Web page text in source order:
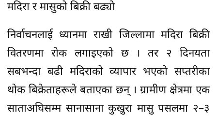
मदिरा र मासुको बिक्री बढ्यो
निर्वाचनलाई ध्यानमा राखी जिल्लामा मदिरा बिक्री
वितरणमा रोक लगाइएको छ । तर २ दिनयता
सबभन्दा बढी मदिराको व्यापार भएको सप्तरीका
थोक बिक्रेताहरूले बताएका छन् । ग्रामीण क्षेत्रमा एक
साताअघिसम्म सानासाना कुखुरा मासु पसलमा २–३